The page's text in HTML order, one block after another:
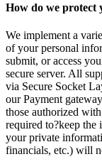
How do we protect
We implement a
of your personal
submit, or access
secure server. All
via Secure Socket
our Payment
those authorized
required to?keep
your private
financials, etc.) will